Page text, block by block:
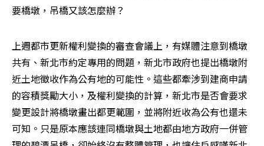
要橋墩，吊橋又該怎麼辦？
上週都市更新權利變換的審查會議上，有媒體注意到橋墩
共有、新北市約定專用的問題，新北市政府也提出橋墩附
近土地徵收作為公有地的可能性。這些都牽涉到建商申請
的容積獎勵大小，及權利變換的計算，新北市是否會要求
變更設計將橋墩畫出都更範圍，並將附近收為公有也還未
可知。只是原本應該連同橋墩與土地都由地方政府一併管